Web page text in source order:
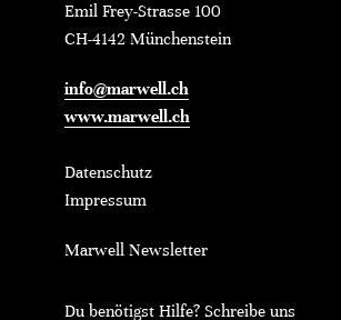
Emil Frey-Strasse 100
CH-4142 Münchenstein
info@marwell.ch
www.marwell.ch
Datenschutz
Impressum
Marwell Newsletter
Du benötigst Hilfe? Schreibe uns